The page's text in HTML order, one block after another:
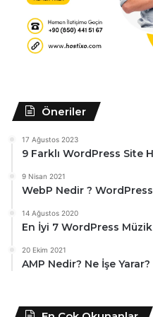
Öneriler
17 Ağustos 2023
9 Farklı WordPress Site
9 Nisan 2021
WebP Nedir ?
14 Ağustos 2020
En İyi 7 WordPress
20 Ekim 2021
AMP Nedir? Ne İşe Yarar?